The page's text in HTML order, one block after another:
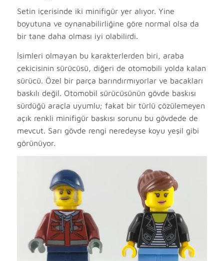
Setin içerisinde iki minifigür yer alıyor. Yine
boyutuna ve oynanabilirliğine göre normal olsa da
bir tane daha olması iyi olabilirdi.
İsimleri olmayan bu karakterlerden biri, araba
çekicisinin sürücüsü, diğeri de otomobili yolda kalan
sürücü. Özel bir parça barındırmıyorlar ve bacakları
baskılı değil. Otomobil sürücüsünün gövde baskısı
sürdüğü araçla uyumlu; fakat bir türlü çözülemeyen
açık renkli minifigür baskısı sorunu bu gövdede de
mevcut. Sarı gövde rengi neredeyse koyu yeşil gibi
görünüyor.